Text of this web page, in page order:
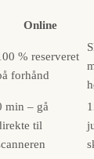
Online
% reserveret
forhånd
min – gå
til